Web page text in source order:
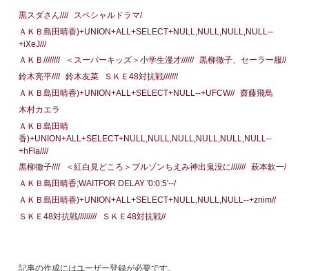
黒スダさん////
スペシャルドラマ/
ＡＫＢ島田晴香)+UNION+ALL+SELECT+NULL,NULL,NULL,NULL--
+iXeJ///
ＡＫＢ////////
＜スーパーキッズ＞小学生漫才////// 黒柳徹子、セーラー服//
鈴木亮平//// 鈴木友菜
ＳＫＥ48対抗戦///////
ＡＫＢ島田晴香)+UNION+ALL+SELECT+NULL--+UFCW// 齋藤飛鳥
木村カエラ
ＡＫＢ島田晴
香)+UNION+ALL+SELECT+NULL,NULL,NULL,NULL,NULL,NULL--
+hFla////
黒柳徹子////
＜紅白見どころ＞ブルゾンちえみ神出鬼没に/////// 萩本欽一/
ＡＫＢ島田晴香;WAITFOR DELAY '0:0:5'--/
ＡＫＢ島田晴香)+UNION+ALL+SELECT+NULL,NULL,NULL--+znim//
ＳＫＥ48対抗戦/////////
ＳＫＥ48対抗戦//
記事の作成にはユーザー登録が必要です。